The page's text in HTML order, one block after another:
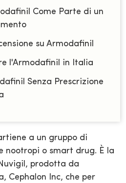
Come Parte di un
su Armodafinil
l'Armodafinil in Italia
Senza Prescrizione
a un gruppo di
o smart drug. È la
prodotta da
Cephalon Inc, che per